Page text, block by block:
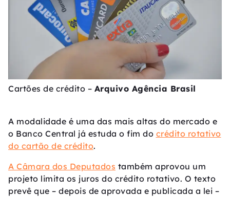
Cartões de crédito – Arquivo Agência Brasil
A modalidade é uma das mais altas do mercado e
o Banco Central já estuda o fim do crédito rotativo
do cartão de crédito.
A Câmara dos Deputados também aprovou um
projeto limita os juros do crédito rotativo. O texto
prevê que – depois de aprovada e publicada a lei –